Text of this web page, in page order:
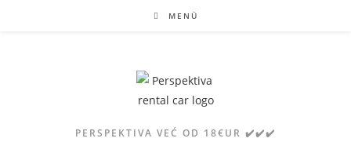
MENÜ
PERSPEKTIVA VEĆ OD 18€UR ✔️✔️✔️